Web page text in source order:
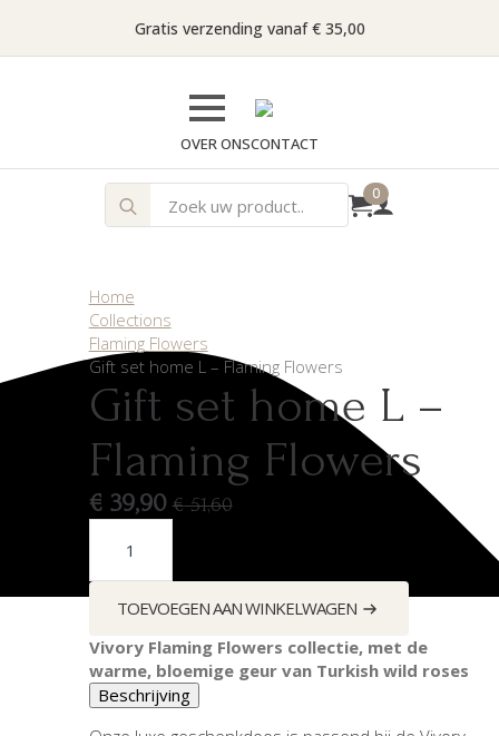
Gratis verzending vanaf € 35,00
OVER ONSCONTACT
Search
for:
0
Home
Collections
Flaming Flowers
Gift set home L – Flaming Flowers
Gift set home L –
Flaming Flowers
€51,60
Oorspronkelijke
prijs
was:
€ 51,60.
€ 39,90
Huidige
prijs
is:
€ 39,90.
Gift
home
L
-
Flaming
aantal
TOEVOEGEN AAN WINKELWAGEN
Vivory Flaming Flowers collectie, met de
warme, bloemige geur van Turkish wild roses
Beschrijving